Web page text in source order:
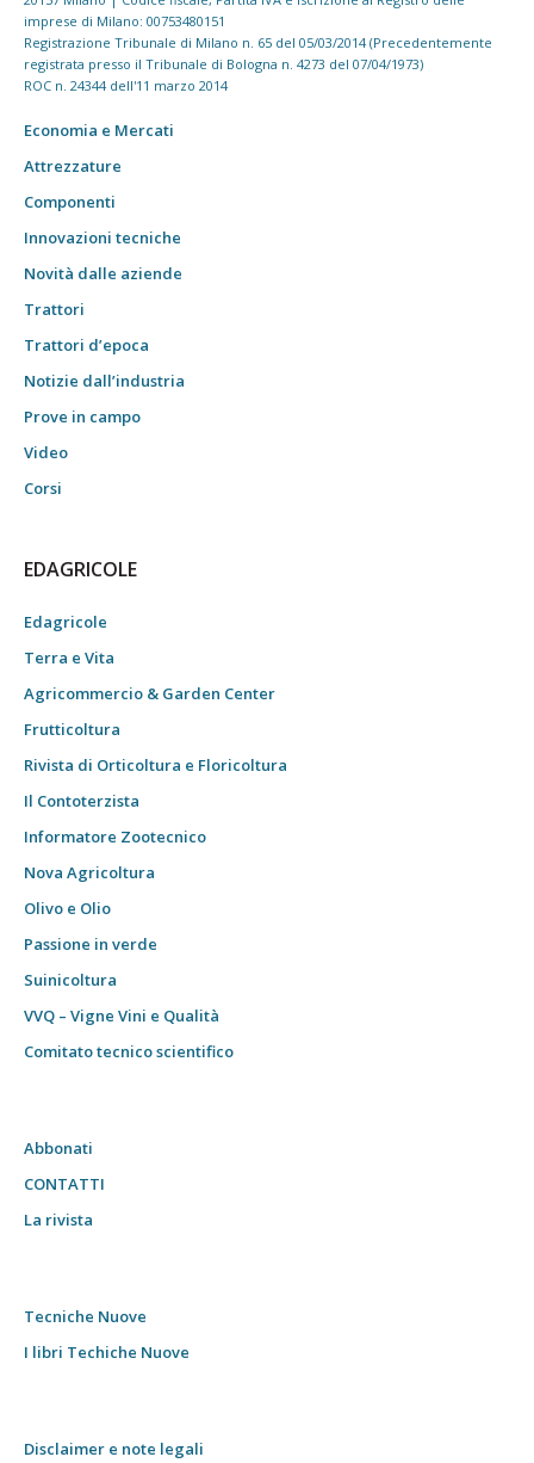
imprese di Milano: 00753480151
Registrazione Tribunale di Milano n. 65 del 05/03/2014 (Precedentemente
registrata presso il Tribunale di Bologna n. 4273 del 07/04/1973)
ROC n. 24344 dell'11 marzo 2014
Economia e Mercati
Attrezzature
Componenti
Innovazioni tecniche
Novità dalle aziende
Trattori
Trattori d’epoca
Notizie dall’industria
Prove in campo
Video
Corsi
EDAGRICOLE
Edagricole
Terra e Vita
Agricommercio & Garden Center
Frutticoltura
Rivista di Orticoltura e Floricoltura
Il Contoterzista
Informatore Zootecnico
Nova Agricoltura
Olivo e Olio
Passione in verde
Suinicoltura
VVQ – Vigne Vini e Qualità
Comitato tecnico scientifico
Abbonati
CONTATTI
La rivista
Tecniche Nuove
I libri Techiche Nuove
Disclaimer e note legali